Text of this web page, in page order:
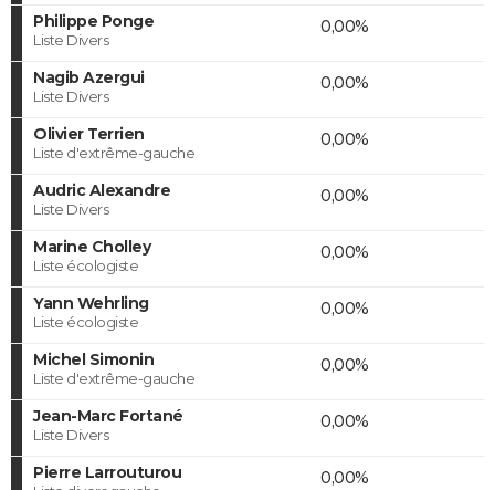
Philippe Ponge
Liste Divers
0,00%
Nagib Azergui
Liste Divers
0,00%
Olivier Terrien
Liste d'extrême-gauche
0,00%
Audric Alexandre
Liste Divers
0,00%
Marine Cholley
Liste écologiste
0,00%
Yann Wehrling
Liste écologiste
0,00%
Michel Simonin
Liste d'extrême-gauche
0,00%
Jean-Marc Fortané
Liste Divers
0,00%
Pierre Larrouturou 0,00%